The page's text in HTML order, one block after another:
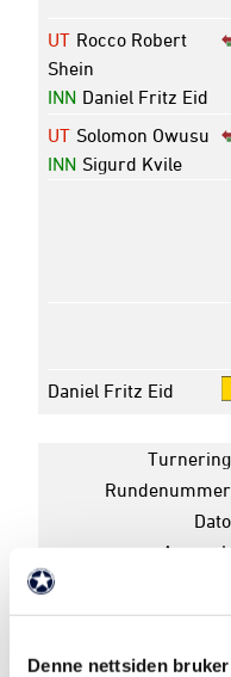
Denne nettsiden
UT Rocco Robert
Shein
INN Daniel Fritz Eid
UT Solomon Owusu
INN Sigurd Kvile
Daniel Fritz Eid
Turnering
Rundenummer
Dato
Avspark
Sluttresultat